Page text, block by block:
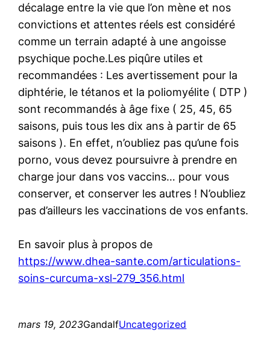
décalage entre la vie que l’on mène et nos
convictions et attentes réels est considéré
comme un terrain adapté à une angoisse
psychique poche.Les piqûre utiles et
recommandées : Les avertissement pour la
diphtérie, le tétanos et la poliomyélite ( DTP )
sont recommandés à âge fixe ( 25, 45, 65
saisons, puis tous les dix ans à partir de 65
saisons ). En effet, n’oubliez pas qu’une fois
porno, vous devez poursuivre à prendre en
charge jour dans vos vaccins… pour vous
conserver, et conserver les autres ! N’oubliez
pas d’ailleurs les vaccinations de vos enfants.
En savoir plus à propos de
https://www.dhea-sante.com/articulations-
soins-curcuma-xsl-279_356.html
mars 19, 2023GandalfUncategorized